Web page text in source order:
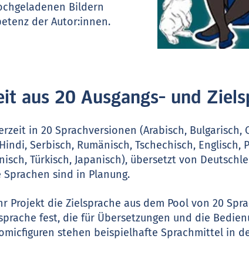
Bildern
der Autor:innen.
aus 20 Ausgangs- und
in 20 Sprachversionen (Arabisch, Bulgarisch,
Serbisch, Rumänisch, Tschechisch, Englisch,
Türkisch, Japanisch), übersetzt von
sind in Planung.
Projekt die Zielsprache aus dem Pool von 20
fest, die für Übersetzungen und die
stehen beispielhafte Sprachmittel in